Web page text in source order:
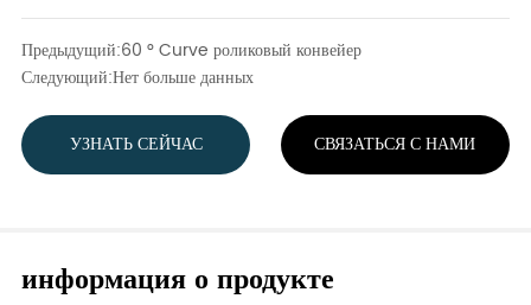
Предыдущий:60 ° Curve роликовый конвейер
Следующий:Нет больше данных
УЗНАТЬ СЕЙЧАС СВЯЗАТЬСЯ С НАМИ
информация о продукте